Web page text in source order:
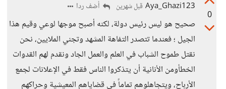
0
Aya_Ghazi123 قبل شهرين أضف ردا
صحيح هو ليس رئيس دولة، لكنه أصبح موجها لوعي وقيم هذا
الجيل ؛ فعندما تتصدر التفاهة المشهد وتجني الملايين، نحن
نقتل طموح الشباب في العلم والعمل الجاد ونقدم لهم القدوات
الخطأومن الأنانية أن يتذكروا الناس فقط في الإعلانات لجمع
الأرباح، ويتجاهلوهم تماماً في قضاياهم المعيشية وحراكهم